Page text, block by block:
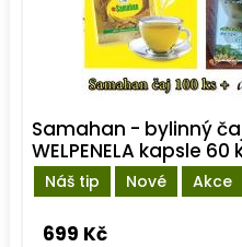
Náš tip Nové Akce
Samahan - bylinný
WELPENELA kapsle 60
699 Kč